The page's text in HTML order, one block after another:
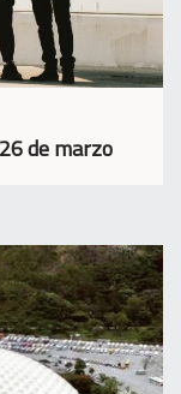
de marzo